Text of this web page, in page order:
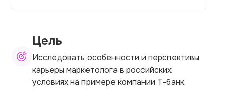
Цель
Исследовать особенности и перспективы
карьеры маркетолога в российских
условиях на примере компании Т-банк.